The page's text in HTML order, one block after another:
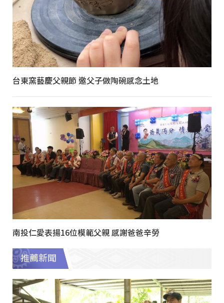
台東窯藝慶父親節 邀父子做陶碗感念土地
南投仁愛表揚16位模範父親 感謝爸爸辛勞
推薦新聞